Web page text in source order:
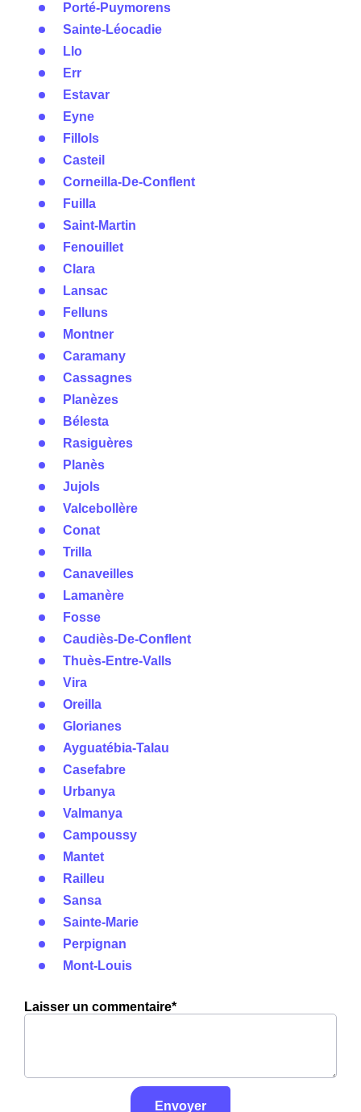
Porté-Puymorens
Sainte-Léocadie
Llo
Err
Estavar
Eyne
Fillols
Casteil
Corneilla-De-Conflent
Fuilla
Saint-Martin
Fenouillet
Clara
Lansac
Felluns
Montner
Caramany
Cassagnes
Planèzes
Bélesta
Rasiguères
Planès
Jujols
Valcebollère
Conat
Trilla
Canaveilles
Lamanère
Fosse
Caudiès-De-Conflent
Thuès-Entre-Valls
Vira
Oreilla
Glorianes
Ayguatébia-Talau
Casefabre
Urbanya
Valmanya
Campoussy
Mantet
Railleu
Sansa
Sainte-Marie
Perpignan
Mont-Louis
Laisser un commentaire*
Envoyer